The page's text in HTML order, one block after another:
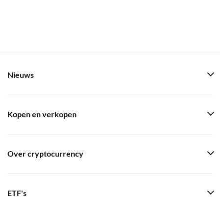
Nieuws
Kopen en verkopen
Over cryptocurrency
ETF's